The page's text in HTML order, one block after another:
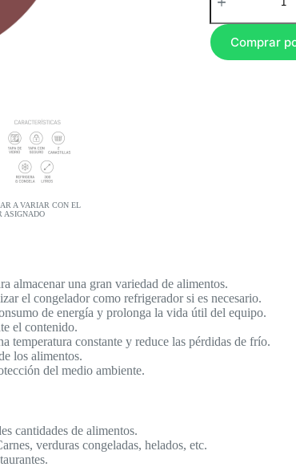
A VARIAR CON EL
ASIGNADO
Comprar
almacenar una gran variedad de alimentos.
el congelador como refrigerador si es necesario.
de energía y prolonga la vida útil del equipo.
el contenido.
temperatura constante y reduce las pérdidas de frío.
los alimentos.
del medio ambiente.
cantidades de alimentos.
verduras congeladas, helados, etc.